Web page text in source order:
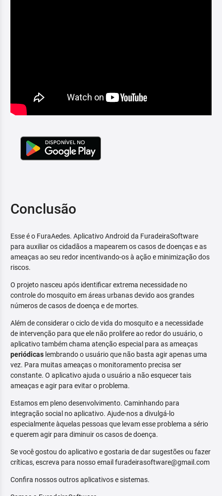
Conclusão
Esse é o FuraAedes. Aplicativo Android da FuradeiraSoftware
para auxiliar os cidadãos a mapearem os casos de doenças e as
ameaças ao seu redor incentivando-os à ação e minimização dos
riscos.
O projeto nasceu após identificar extrema necessidade no
controle do mosquito em áreas urbanas devido aos grandes
números de casos de doença e de mortes.
Além de considerar o ciclo de vida do mosquito e a necessidade
de intervenção para que ele não prolifere ao redor do usuário, o
aplicativo também chama atenção especial para as ameaças
periódicas lembrando o usuário que não basta agir apenas uma
vez. Para muitas ameaças o monitoramento precisa ser
constante. O aplicativo ajuda o usuário a não esquecer tais
ameaças e agir para evitar o problema.
Estamos em pleno desenvolvimento. Caminhando para
integração social no aplicativo. Ajude-nos a divulgá-lo
especialmente àquelas pessoas que levam esse problema a sério
e querem agir para diminuir os casos de doença.
Se você gostou do aplicativo e gostaria de dar sugestões ou fazer
críticas, escreva para nosso email furadeirasoftware@gmail.com
Confira nossos outros aplicativos e sistemas.